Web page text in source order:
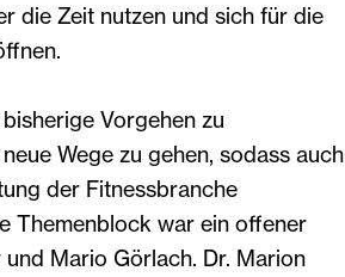
die Zeit nutzen und sich für die
Vorgehen zu
Wege zu gehen, sodass auch
der Fitnessbranche
Themenblock war ein offener
Mario Görlach. Dr. Marion